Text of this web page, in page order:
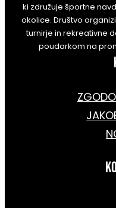
ki združuje športne
okolice. Društvo
turnirje in rekreativne
poudarkom na